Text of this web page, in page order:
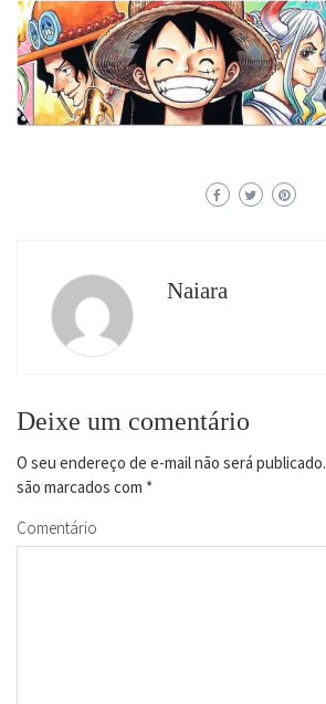
Naiara
Deixe um comentário
O seu endereço de e-mail não será publicado.
são marcados com *
Comentário